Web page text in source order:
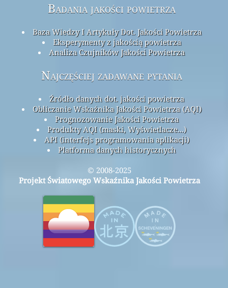
Badania jakości powietrza
Baza Wiedzy I Artykuły Dot. Jakości Powietrza
Eksperymenty z jakością powietrza
Analiza Czujników Jakości Powietrza
Najczęściej zadawane pytania
Źródło danych dot. jakości powietrza
Obliczanie Wskaźnika Jakości Powietrza (AQI)
Prognozowanie Jakości Powietrza
Produkty AQI (maski, Wyświetlacze...)
API (interfejs programowania aplikacji)
Platforma danych historycznych
© 2008-2025
Projekt Światowego Wskaźnika Jakości Powietrza